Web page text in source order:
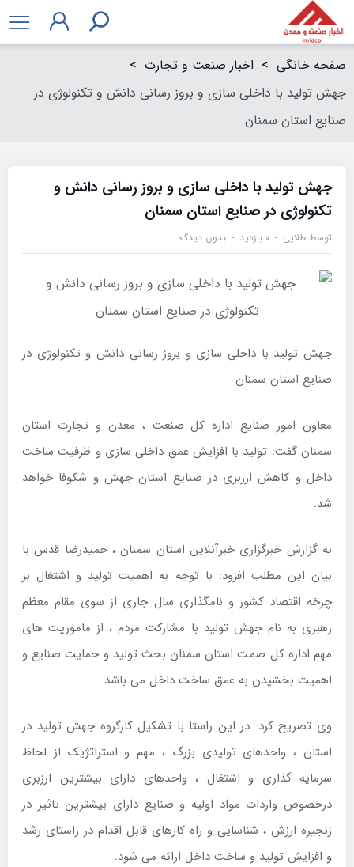
صفحه خانگی > اخبار صنعت و تجارت >
جهش تولید با داخلی سازی و بروز رسانی دانش و تکنولوژی در
صنایع استان سمنان
جهش تولید با داخلی سازی و بروز رسانی دانش و
تکنولوژی در صنایع استان سمنان
توسط طلایی ۰ بازدید بدون دیدگاه
جهش تولید با داخلی سازی و بروز رسانی دانش و تکنولوژی در
صنایع استان سمنان
معاون امور صنایع اداره کل صنعت ، معدن و تجارت استان
سمنان گفت: تولید با افزایش عمق داخلی سازی و ظرفیت ساخت
داخل و کاهش ارزبری در صنایع استان جهش و شکوفا خواهد
شد.
به گزارش خبرگزاری خبرآنلاین استان سمنان ، حمیدرضا قدس با
بیان این مطلب افزود: با توجه به اهمیت تولید و اشتغال بر
چرخه اقتصاد کشور و نامگذاری سال جاری از سوی مقام معظم
رهبری به نام جهش تولید با مشارکت مردم ، از ماموریت های
مهم اداره کل صمت استان سمنان بحث تولید و حمایت صنایع و
اهمیت بخشیدن به عمق ساخت داخل می باشد.
وی تصریح کرد: در این راستا با تشکیل کارگروه جهش تولید در
استان ، واحدهای تولیدی بزرگ ، مهم و استراتژیک از لحاظ
سرمایه گذاری و اشتغال ، واحدهای دارای بیشترین ارزبری
درخصوص واردات مواد اولیه و صنایع دارای بیشترین تاثیر در
زنجیره ارزش ، شناسایی و راه کارهای قابل اقدام در راستای رشد
و افزایش تولید و ساخت داخل ارائه می شود.